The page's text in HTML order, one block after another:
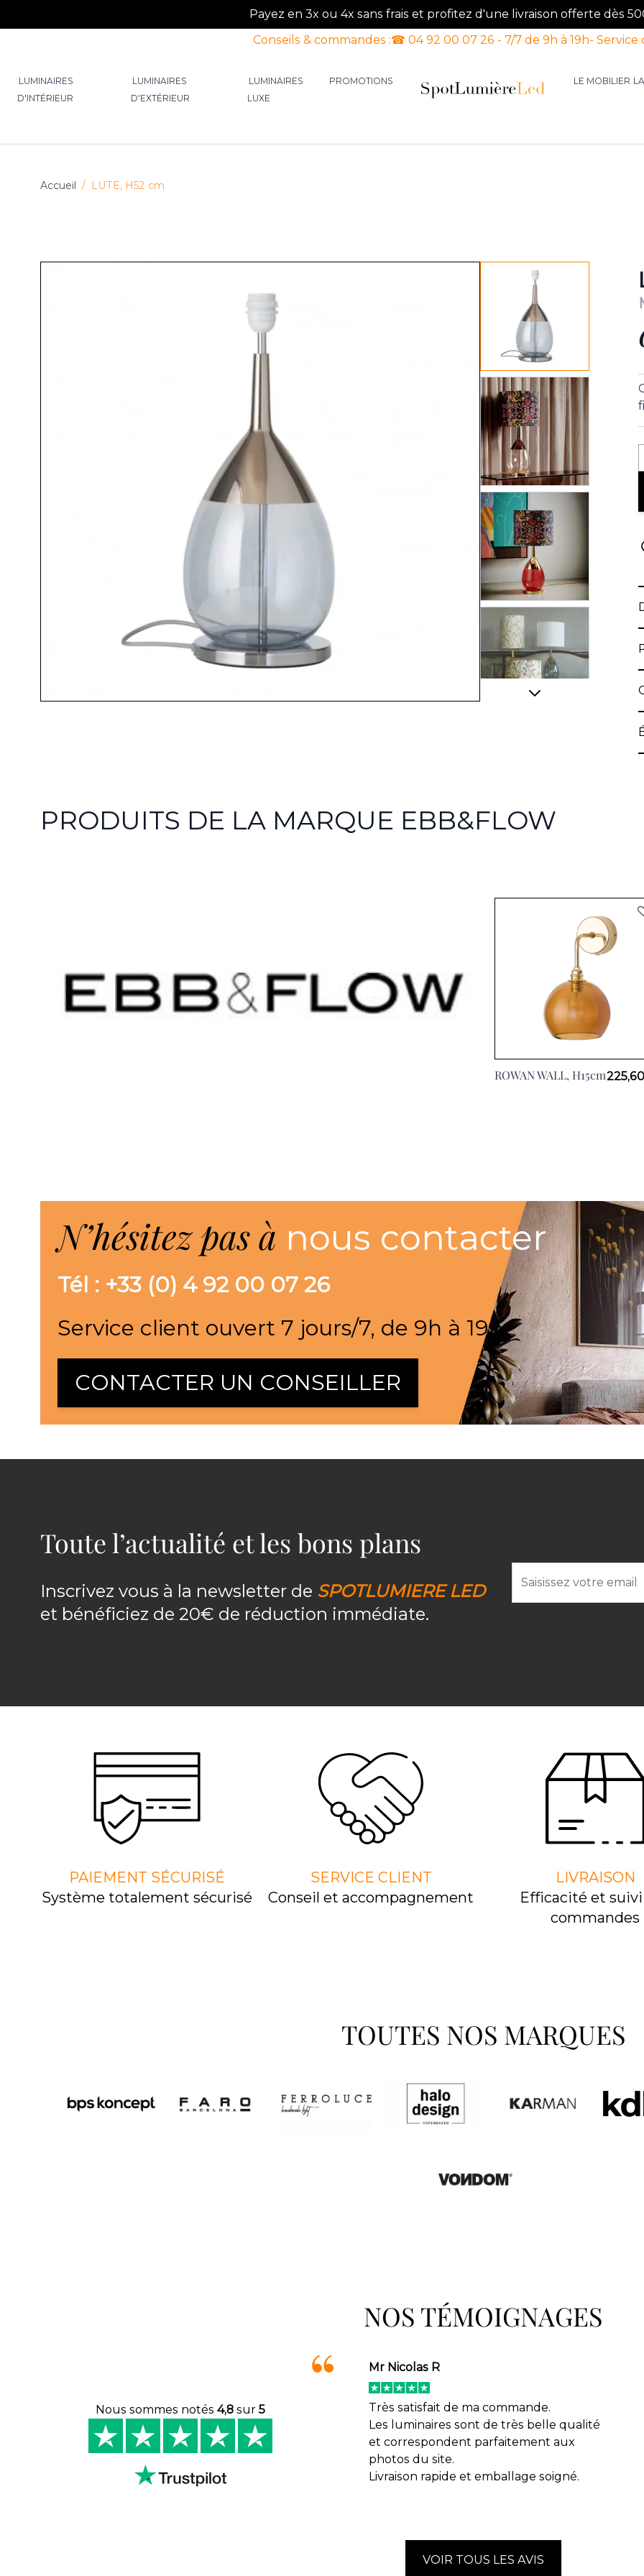
Payez en 3x ou 4x sans frais et profitez d'une livraison offerte dès
Conseils & commandes :☎ 04 92 00 07 26 - 7/7 de 9h à 19h-
LUMINAIRES
D'INTÉRIEUR
LUMINAIRES
D'EXTÉRIEUR
LUMINAIRES
LUXE
PROMOTIONS LE MOBILIER
Accueil / LUTE, H52 cm
View larger image
View larger image
View larger image
View larger image
PRODUITS DE LA MARQUE EBB&FLOW
ROWAN WALL, H15cm
N’hésitez pas à nous contacter
Tél : +33 (0) 4 92 00 07 26
Service client ouvert 7 jours/7, de 9h à 19h
CONTACTER UN CONSEILLER
Toute l’actualité et les bons plans
Inscrivez vous à la newsletter de SPOTLUMIERE LED
et bénéficiez de 20€ de réduction immédiate.
PAIEMENT SÉCURISÉ
Système totalement sécurisé
SERVICE CLIENT
Conseil et accompagnement
LIVRAISON
Efﬁcacité et
commandes
TOUTES NOS MARQUES
NOS TÉMOIGNAGES
Nous sommes notés 4,8sur 5
Mr Nicolas R
Très satisfait de ma commande.
Les luminaires sont de très belle qualité
et correspondent parfaitement aux
photos du site.
Livraison rapide et emballage soigné.
VOIR TOUS LES AVIS